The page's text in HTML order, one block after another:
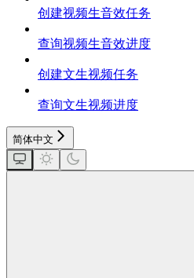
创建视频生音效任务
查询视频生音效进度
创建文生视频任务
查询文生视频进度
简体中文